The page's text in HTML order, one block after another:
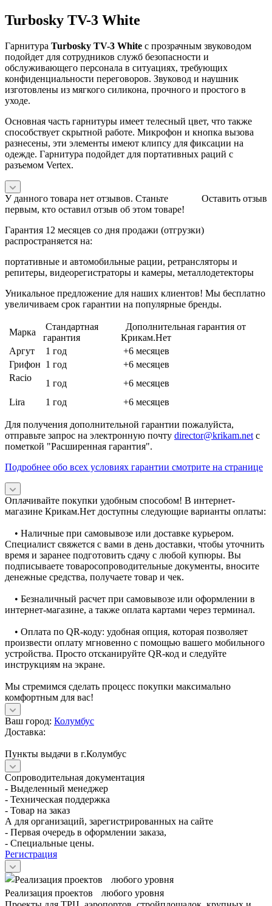
Turbosky TV-3 White
Гарнитура Turbosky TV-3 White с прозрачным звуководом
подойдет для сотрудников служб безопасности и
обслуживающего персонала в ситуациях, требующих
конфиденциальности переговоров. Звуковод и наушник
изготовлены из мягкого силикона, прочного и простого в
уходе.
Основная часть гарнитуры имеет телесный цвет, что также
способствует скрытной работе. Микрофон и кнопка вызова
разнесены, эти элементы имеют клипсу для фиксации на
одежде. Гарнитура подойдет для портативных раций с
разъемом Vertex.
Оставить отзыв
У данного товара нет отзывов. Станьте
первым, кто оставил отзыв об этом товаре!
Гарантия 12 месяцев со дня продажи (отгрузки)
распространяется на:
портативные и автомобильные рации, ретрансляторы и
репитеры, видеорегистраторы и камеры, металлодетекторы
Уникальное предложение для наших клиентов! Мы бесплатно
увеличиваем срок гарантии на популярные бренды.
Марка
Стандартная
гарантия
Дополнительная гарантия от
Крикам.Нет
Аргут
1 год
+6 месяцев
Грифон 1 год
+6 месяцев
Racio
1 год
+6 месяцев
Lira
1 год +6 месяцев
Для получения дополнительной гарантии пожалуйста,
отправьте запрос на электронную почту director@krikam.net с
пометкой "Расширенная гарантия".
Подробнее обо всех условиях гарантии смотрите на странице
Оплачивайте покупки удобным способом! В интернет-
магазине Крикам.Нет доступны следующие варианты оплаты:
• Наличные при самовывозе или доставке курьером.
Специалист свяжется с вами в день доставки, чтобы уточнить
время и заранее подготовить сдачу с любой купюры. Вы
подписываете товаросопроводительные документы, вносите
денежные средства, получаете товар и чек.
• Безналичный расчет при самовывозе или оформлении в
интернет-магазине, а также оплата картами через терминал.
• Оплата по QR-коду: удобная опция, которая позволяет
произвести оплату мгновенно с помощью вашего мобильного
устройства. Просто отсканируйте QR-код и следуйте
инструкциям на экране.
Мы стремимся сделать процесс покупки максимально
комфортным для вас!
Ваш город: Колумбус
Доставка:
Пункты выдачи в г.Колумбус
Сопроводительная документация
- Выделенный менеджер
- Техническая поддержка
- Товар на заказ
А для организаций, зарегистрированных на сайте
- Первая очередь в оформлении заказа,
- Специальные цены.
Регистрация
Реализация проектов любого уровня